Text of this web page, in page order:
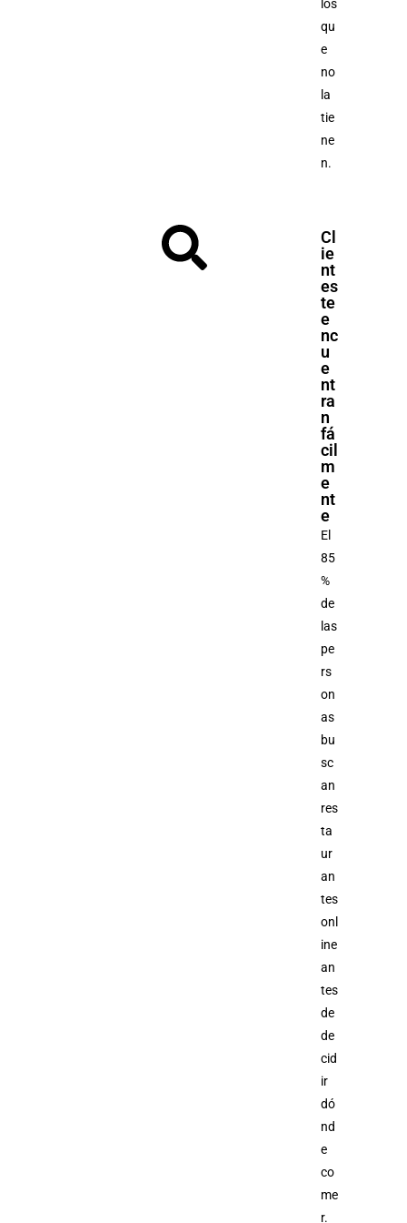
los
qu
e
no
la
tie
ne
n.
Cl
ie
nt
es
te
e
nc
u
e
nt
ra
n
fá
cil
m
e
nt
e
El
85
%
de
las
pe
rs
on
as
bu
sc
an
res
ta
ur
an
tes
onl
ine
an
tes
de
de
cid
ir
dó
nd
e
co
me
r.